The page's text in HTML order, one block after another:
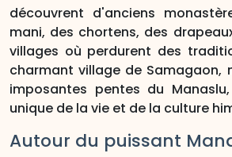
découvrent d'anciens
mani, des chortens, des
villages où perdurent des
charmant village de Samagaon,
imposantes pentes du
unique de la vie et de la culture
Autour du puissant